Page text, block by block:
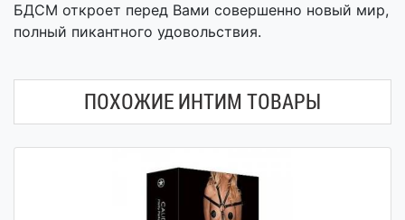
БДСМ откроет перед Вами совершенно новый мир,
полный пикантного удовольствия.
ПОХОЖИЕ ИНТИМ ТОВАРЫ